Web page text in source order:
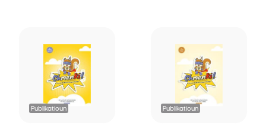
Publikatioun Publikatioun